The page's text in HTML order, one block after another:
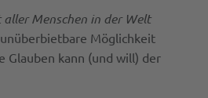
aller Menschen in der Welt
Möglichkeit
Glauben kann (und will) der